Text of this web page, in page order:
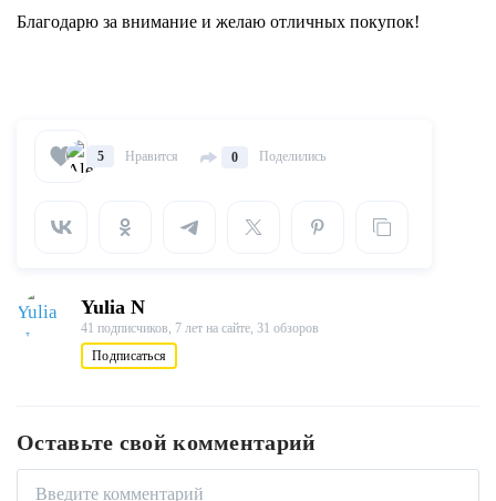
Благодарю за внимание и желаю отличных покупок!
5 Нравится 0 Поделились
Yulia N
41 подписчиков, 7 лет на сайте, 31 обзоров
Подписаться
Оставьте свой комментарий